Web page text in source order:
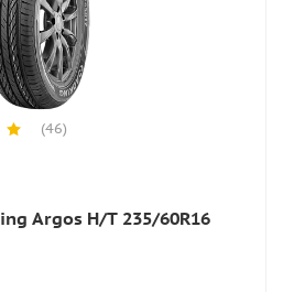
(46)
Argos H/T 235/60R16